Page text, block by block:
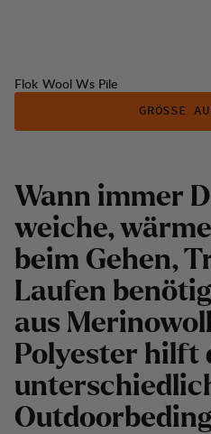
Flok Wool Ws Pile
GRÖSSE
Wann immer
weiche,
beim Gehen,
Laufen
aus
Polyester hilft